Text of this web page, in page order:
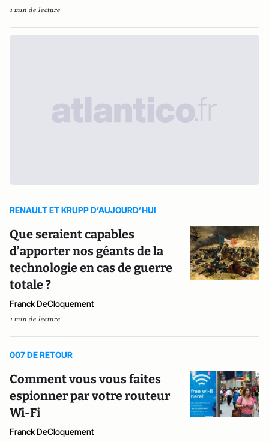
1 min de lecture
RENAULT ET KRUPP D’AUJOURD’HUI
Que seraient capables
d’apporter nos géants de la
technologie en cas de guerre
totale ?
Franck DeCloquement
1 min de lecture
007 DE RETOUR
Comment vous vous faites
espionner par votre routeur
Wi-Fi
Franck DeCloquement